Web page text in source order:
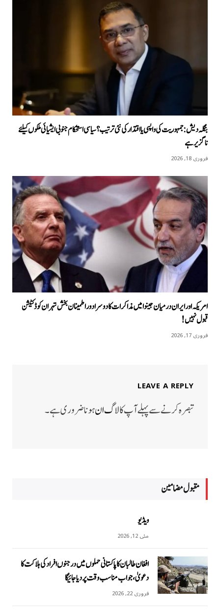
بنگلہ دیش: جمہوریت کی واپسی یا اقتدار کی نئی ترتیب؟ سیاسی استحکام جنوبی ایشیائی ملکوں کیلئے
ناگزیر ہے
فروری 18, 2026
امریکہ اور ایران درمیان جینوا میں مذاکرات کا دوسرا دور اطمینان بخش تہران کو ڈکٹیشن
قبول نہیں!
فروری 17, 2026
LEAVE A REPLY
تبصرہ کرنے سے پہلے آپ کالاگ انہونا ضروری ہے۔
مقبول مضامين
ویڈیو
مئی 12, 2026
افغان طالبان کا پاکستانی حملوں میں درجنوں افراد کی ہلاکت کا
دعویٰ، جواب مناسب وقت پر دیا جائیگا
فروری 22, 2026